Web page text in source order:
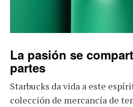
La pasión se
partes
Starbucks da vida a este
colección de mercancía de